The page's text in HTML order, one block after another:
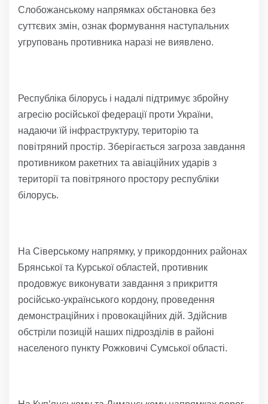
Слобожанському напрямках обстановка без
суттєвих змін, ознак формування наступальних
угруповань противника наразі не виявлено.
Республіка білорусь і надалі підтримує збройну
агресію російської федерації проти України,
надаючи їй інфраструктуру, територію та
повітряний простір. Зберігається загроза завдання
противником ракетних та авіаційних ударів з
території та повітряного простору республіки
білорусь.
На Сіверському напрямку, у прикордонних районах
Брянської та Курської областей, противник
продовжує виконувати завдання з прикриття
російсько-українського кордону, проведення
демонстраційних і провокаційних дій. Здійснив
обстріли позицій наших підрозділів в районі
населеного пункту Рожковичі Сумської області.